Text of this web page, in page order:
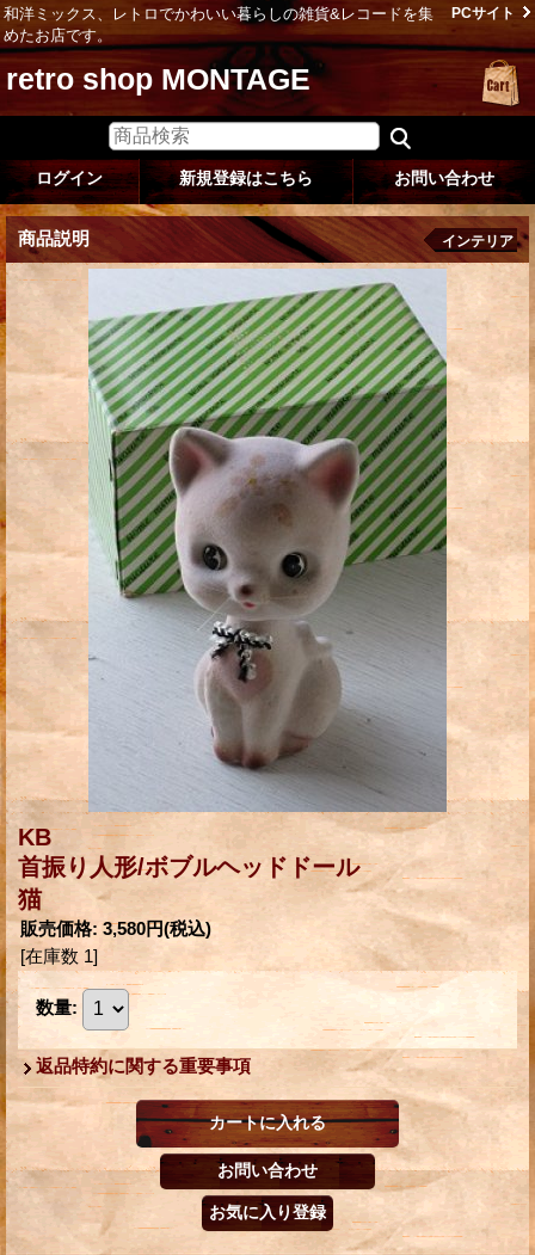
和洋ミックス、レトロでかわいい暮らしの雑貨&レコードを集
めたお店です。
PCサイト
retro shop MONTAGE
ログイン 新規登録はこちら お問い合わせ
商品説明 インテリア
KB
首振り人形/ボブルヘッドドール
猫
販売価格: 3,580円(税込)
[在庫数 1]
数量:
返品特約に関する重要事項